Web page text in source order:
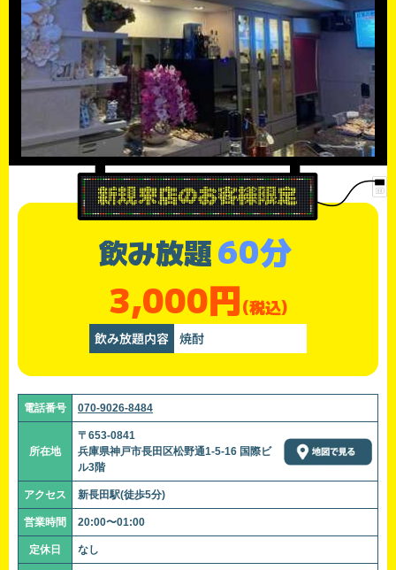
飲み放題60分
3,000円(税込)
飲み放題内容 焼酎
電話番号 070-9026-8484
所在地
〒653-0841
兵庫県神戸市長田区松野通1-5-16 国際ビ
ル3階
アクセス 新長田駅(徒歩5分)
営業時間 20:00〜01:00
定休日 なし